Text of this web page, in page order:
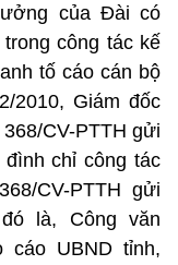
của Đài có
công tác kế
tố cáo cán bộ
2010, Giám đốc
CV-PTTH gửi
chỉ công tác
CV-PTTH gửi
là, Công văn
cáo UBND tỉnh,